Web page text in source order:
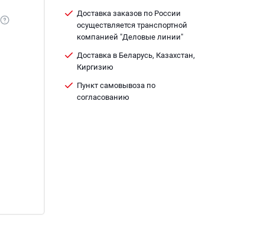
Доставка заказов по России
осуществляется транспортной
компанией "Деловые линии"
Доставка в Беларусь, Казахстан,
Киргизию
Пункт самовывоза по
согласованию